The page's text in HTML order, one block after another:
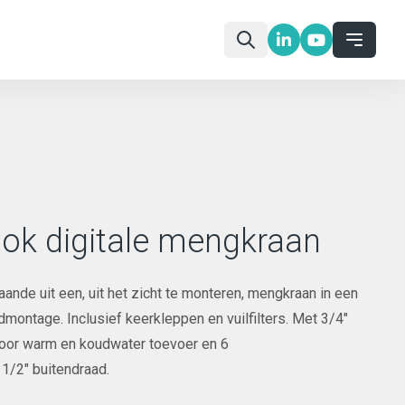
digitale mengkraan
uit een, uit het zicht te monteren, mengkraan in een
Inclusief keerkleppen en vuilfilters. Met 3/4"
warm en koudwater toevoer en 6
2" buitendraad.